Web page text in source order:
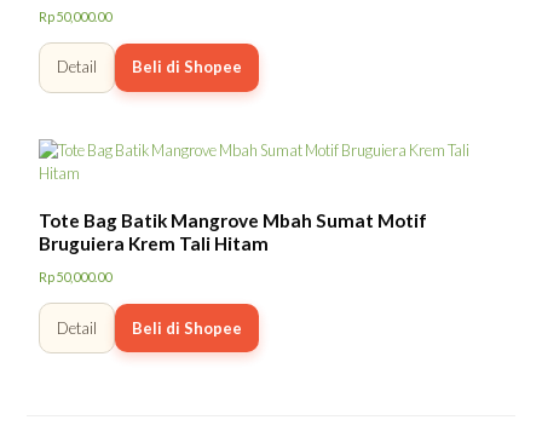
Rp50,000.00
Detail Beli di Shopee
Tote Bag Batik Mangrove Mbah Sumat Motif
Bruguiera Krem Tali Hitam
Rp50,000.00
Detail Beli di Shopee